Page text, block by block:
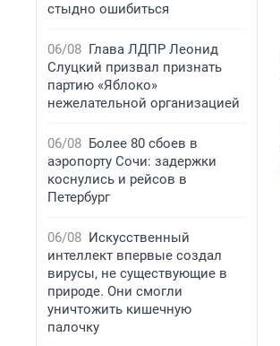
стыдно ошибиться
06/08 Глава ЛДПР Леонид
Слуцкий призвал признать
партию «Яблоко»
нежелательной организацией
06/08 Более 80 сбоев в
аэропорту Сочи: задержки
коснулись и рейсов в
Петербург
06/08 Искусственный
интеллект впервые создал
вирусы, не существующие в
природе. Они смогли
уничтожить кишечную
палочку